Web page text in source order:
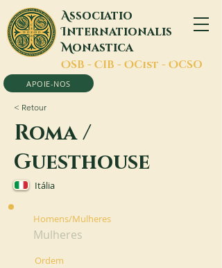
Associatio
Internationalis
Monastica
OSB - CIB - OCist - OCSO
APOIE-NOS
< Retour
Roma /
Guesthouse
Itália
Homens/Mulheres
Mulheres
Ordem